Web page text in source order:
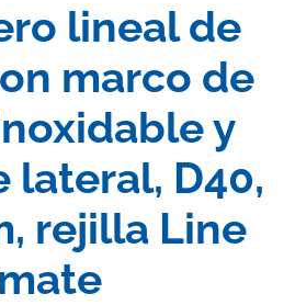
lineal de
marco de
y
lateral, D40,
rejilla Line
mate